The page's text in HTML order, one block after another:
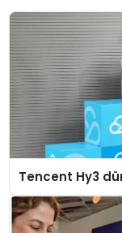
Tencent Hy3